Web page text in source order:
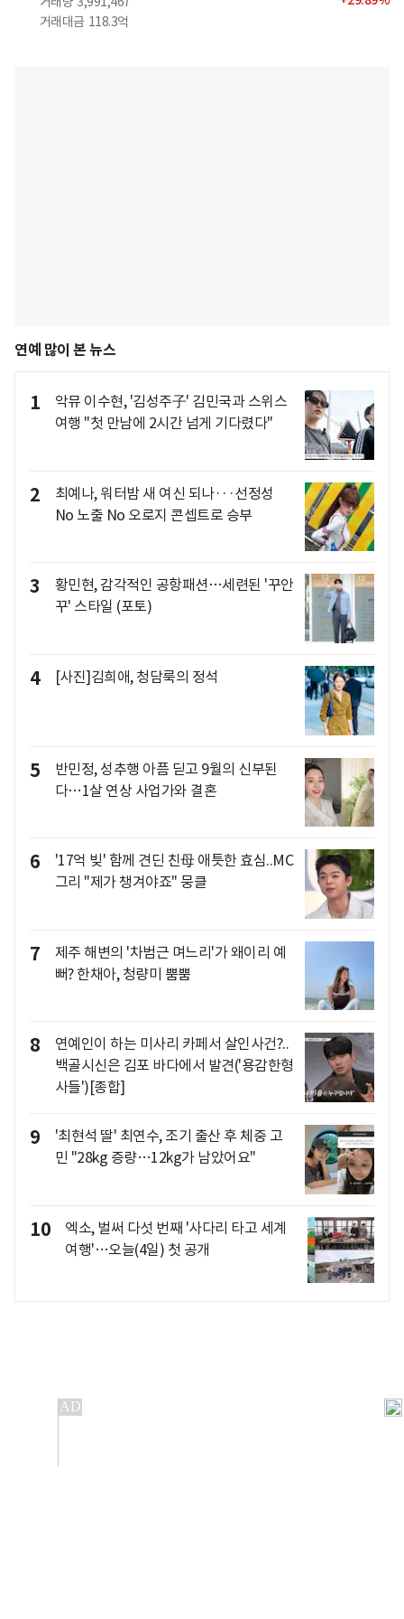
거래대금 118.3억
연예 많이 본 뉴스
1
악뮤 이수현, '김성주子' 김민국과 스위스
여행 "첫 만남에 2시간 넘게 기다렸다"
2
최예나, 워터밤 새 여신 되나···선정성
No 노출 No 오로지 콘셉트로 승부
3
황민현, 감각적인 공항패션…세련된 '꾸안
꾸' 스타일 (포토)
4 [사진]김희애, 청담룩의 정석
5
반민정, 성추행 아픔 딛고 9월의 신부된
다…1살 연상 사업가와 결혼
6
'17억 빚' 함께 견딘 친母 애틋한 효심..MC
그리 "제가 챙겨야죠" 뭉클
7
제주 해변의 '차범근 며느리'가 왜이리 예
뻐? 한채아, 청량미 뿜뿜
8
연예인이 하는 미사리 카페서 살인사건?..
백골시신은 김포 바다에서 발견('용감한형
사들')[종합]
9
'최현석 딸' 최연수, 조기 출산 후 체중 고
민 "28kg 증량…12kg가 남았어요"
10
엑소, 벌써 다섯 번째 '사다리 타고 세계
여행'…오늘(4일) 첫 공개